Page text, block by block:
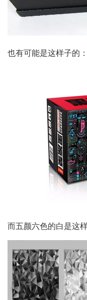
也有可能是这样子的：
而五颜六色的白是这样